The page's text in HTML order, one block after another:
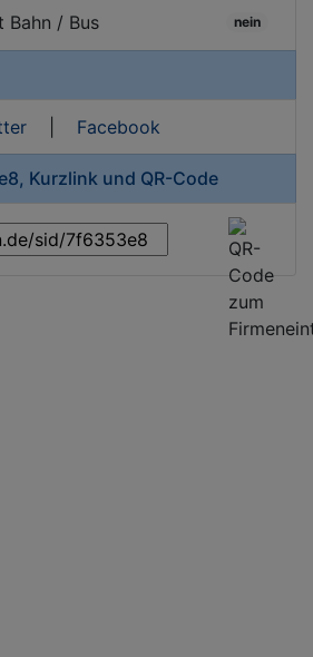
Bahn / Bus nein
| Facebook
Kurzlink und QR-Code